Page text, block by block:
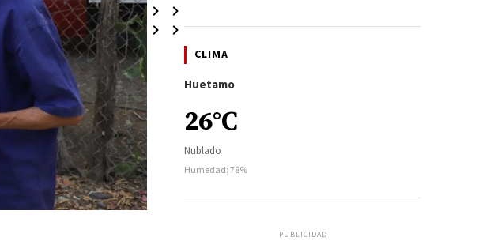
CLIMA
Huetamo
26°C
Nublado
Humedad: 78%
PUBLICIDAD